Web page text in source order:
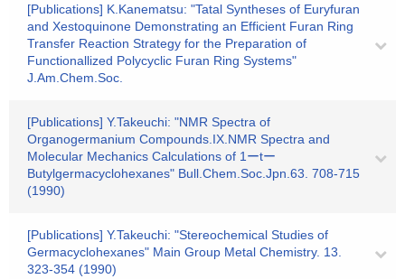
[Publications] K.Kanematsu: "Tatal Syntheses of Euryfuran
and Xestoquinone Demonstrating an Efficient Furan Ring
Transfer Reaction Strategy for the Preparation of
Functionallized Polycyclic Furan Ring Systems"
J.Am.Chem.Soc.
[Publications] Y.Takeuchi: "NMR Spectra of
Organogermanium Compounds.IX.NMR Spectra and
Molecular Mechanics Calculations of 1ーtー
Butylgermacyclohexanes" Bull.Chem.Soc.Jpn.63. 708-715
(1990)
[Publications] Y.Takeuchi: "Stereochemical Studies of
Germacyclohexanes" Main Group Metal Chemistry. 13.
323-354 (1990)